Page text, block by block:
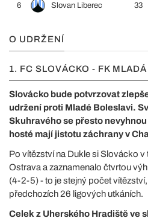
6 Slovan Liberec 33
O UDRŽENÍ
1. FC SLOVÁCKO - FK
Slovácko bude potvrzovat
udržení proti Mladé Boleslavi.
Skuhravého se přesto
hosté mají jistotu záchrany v
Po vítězství na Dukle si Slovácko
Ostrava a zaznamenalo čtvrtou
(4-2-5) - to je stejný počet
předchozích 26 ligových utkáních.
Celek z Uherského Hradiště ve